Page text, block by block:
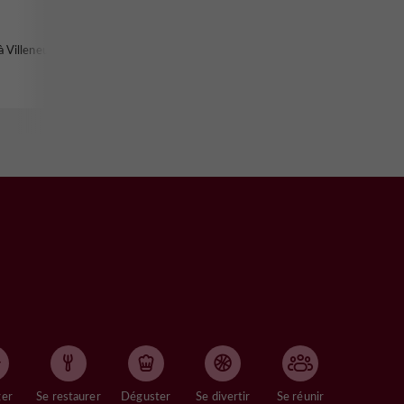
Villeneuve-
Se restaurer Déguster Se divertir Se réunir